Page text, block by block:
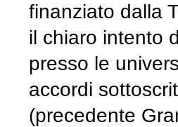
finanziato dalla
il chiaro intento
presso le
accordi
(precedente